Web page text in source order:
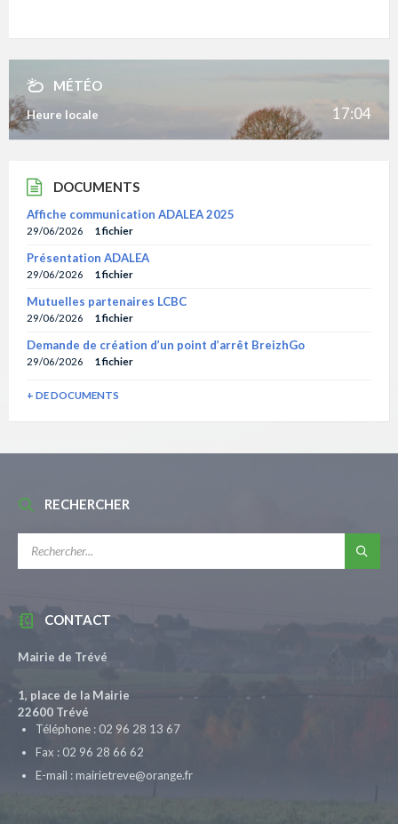
MÉTÉO
Heure locale 17:04
DOCUMENTS
Affiche communication ADALEA 2025
29/06/2026 1 fichier
Présentation ADALEA
29/06/2026 1 fichier
Mutuelles partenaires LCBC
29/06/2026 1 fichier
Demande de création d’un point d’arrêt BreizhGo
29/06/2026 1 fichier
+ DE DOCUMENTS
RECHERCHER
CONTACT
Mairie de Trévé
1, place de la Mairie
22600 Trévé
Téléphone : 02 96 28 13 67
Fax : 02 96 28 66 62
E-mail : mairietreve@orange.fr